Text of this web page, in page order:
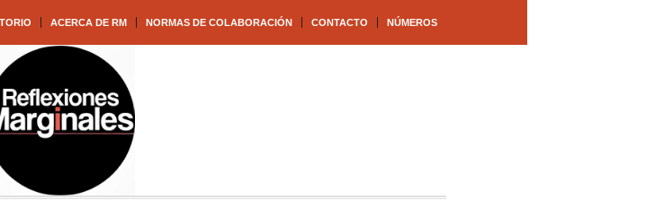
ACERCA DE RM NORMAS DE COLABORACIÓN CONTACTO NÚMEROS